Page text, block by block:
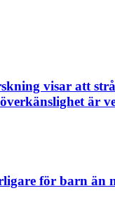
visar att
är
för barn än